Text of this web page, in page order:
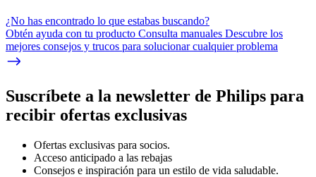
¿No has encontrado lo que estabas buscando?
Obtén ayuda con tu producto Consulta manuales Descubre los
mejores consejos y trucos para solucionar cualquier problema
Suscríbete a la newsletter de Philips para
recibir ofertas exclusivas
Ofertas exclusivas para socios.
Acceso anticipado a las rebajas
Consejos e inspiración para un estilo de vida saludable.